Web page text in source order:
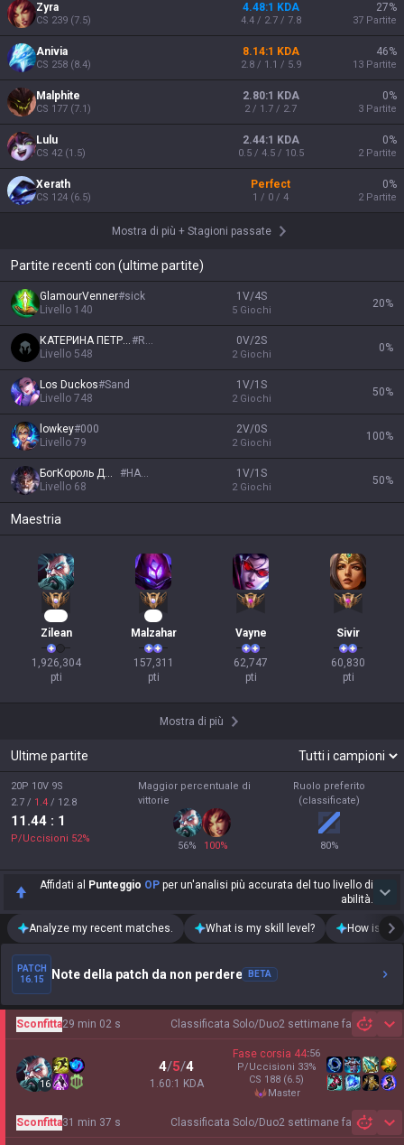
Zyra
CS 239 (7.5)
4.48:1 KDA
4.4 / 2.7 / 7.8
27%
37 Partite
Anivia
CS 258 (8.4)
8.14:1 KDA
2.8 / 1.1 / 5.9
46%
13 Partite
Malphite
CS 177 (7.1)
2.80:1 KDA
2 / 1.7 / 2.7
0%
3 Partite
Lulu
CS 42(1.5)
2.44:1 KDA
0.5 / 4.5 / 10.5
0%
2 Partite
Xerath
CS 124 (6.5)
Perfect
1 / 0 / 4
0%
2 Partite
Mostra di più + Stagioni passate
Partite recenti con (ultime partite)
GlamourVenner#sick
Livello 140
1V/4S
5 Giochi
20%
КАТЕРИНА ПЕТРОВА#RU1
Livello 548
0V/2S
2 Giochi
0%
Los Duckos#Sand
Livello 748
1V/1S
2 Giochi
50%
lowkey#000
Livello 79
2V/0S
2 Giochi
100%
БогКороль Джокер #HAHAH
Livello 68
1V/1S
2 Giochi
50%
Maestria
Zilean
1,926,304
pti
Malzahar
157,311
pti
Vayne
62,747
pti
Sivir
60,830
pti
Mostra di più
Ultime partite
20P 10V 9S
2.7 / 1.4 / 12.8
11.44 : 1
P/Uccisioni 52%
Maggior percentuale di
vittorie
56% 100%
Ruolo preferito
(classificate)
80%
Affidati al Punteggio OPper un'analisi più accurata del tuo livello di
abilità.
Analyze my recent matches. What is my skill level? How is my
PATCH
16.15
Note della patch da non perdere BETA
Classificata Solo/Duo2 settimane fa
Sconfitta29 min 02 s
16
4/5/4
1.60:1 KDA
Fase corsia 44:56
P/Uccisioni 33%
CS 188 (6.5)
master
Classificata Solo/Duo2 settimane fa
Sconfitta31 min 37 s